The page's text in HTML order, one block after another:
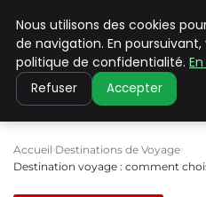
PILAT
Accueil Destinations de Voyage
Destination voyage : comment
Nous utilisons des cookies
de navigation. En
politique de confidentialité.
Refuser Accepter